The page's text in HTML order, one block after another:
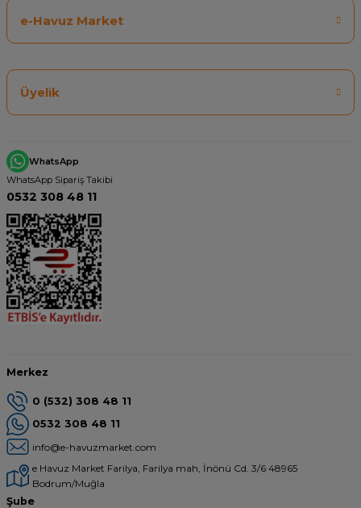
e-Havuz Market
Üyelik
WhatsApp
WhatsApp Sipariş Takibi
0532 308 48 11
Merkez
0 (532) 308 48 11
0532 308 48 11
info@e-havuzmarket.com
e Havuz Market Farilya, Farilya mah, İnönü Cd. 3/6 48965
Bodrum/Muğla
Şube